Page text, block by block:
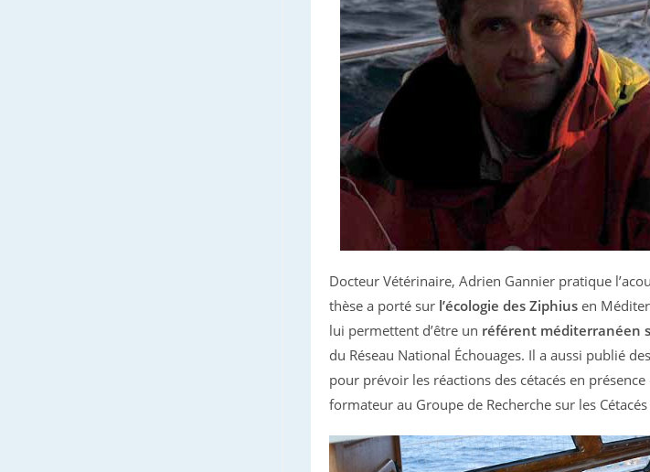
Docteur Vétérinaire, Adrien Gannier pratique
thèse a porté sur l’écologie des Ziphius en
lui permettent d’être un référent méditerranéen
du Réseau National Échouages. Il a aussi publié
pour prévoir les réactions des cétacés en
formateur au Groupe de Recherche sur les